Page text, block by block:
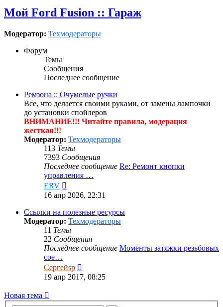
Мой Ford Fusion :: Гараж
Модератор: Техмодераторы
Форум
Темы
Сообщения
Последнее сообщение
Ремзона :: Очумелые ручки
Все, что делается своими руками, от замены лампочки
до установки спойлеров
ВНИМАНИЕ!!! Читайте правила, модерация
жесткая!!!
Модератор: Техмодераторы
113 Темы
7393 Сообщения
Последнее сообщение Re: Ремонт кнопки
управления …
ERV
к
последнему
сообщению
16 апр 2026, 22:31
Ссылки на полезные ресурсы
Модератор: Техмодераторы
11 Темы
22 Сообщения
Последнее сообщение Моменты затяжки резьбовых
сое…
Сергейsp
к
последнему
19 апр 2017, 08:25
Новая тема